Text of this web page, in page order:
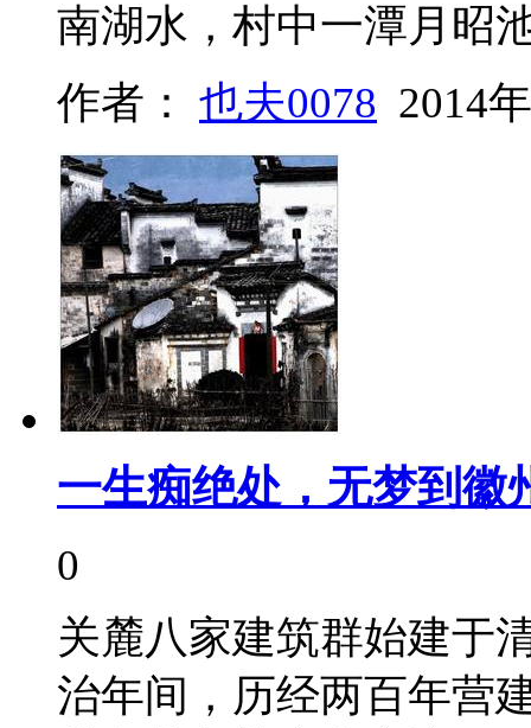
南湖水，村中一潭月
作者： 也夫0078 2014
一生痴绝处，无梦到徽
0
关麓八家建筑群始建于
治年间，历经两百年营